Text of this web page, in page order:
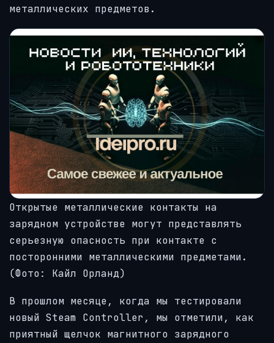
металлических предметов.
Открытые металлические контакты на
зарядном устройстве могут представлять
серьезную опасность при контакте с
посторонними металлическими предметами.
(Фото:
Кайл Орланд)
В прошлом месяце, когда мы тестировали
новый Steam Controller, мы отметили, как
приятный щелчок магнитного зарядного